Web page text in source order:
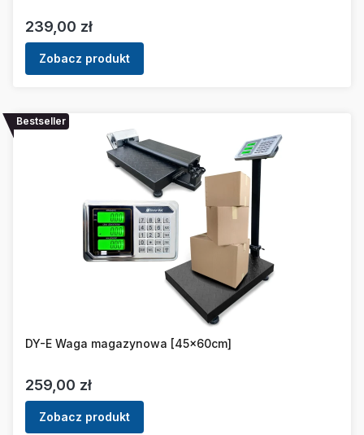
Cena
239,00 zł
Zobacz produkt
Bestseller
DY-E Waga magazynowa [45x60cm]
Cena
259,00 zł
Zobacz produkt